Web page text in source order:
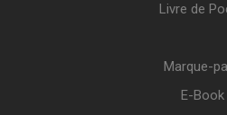
Livre de
Marque-
E-Book